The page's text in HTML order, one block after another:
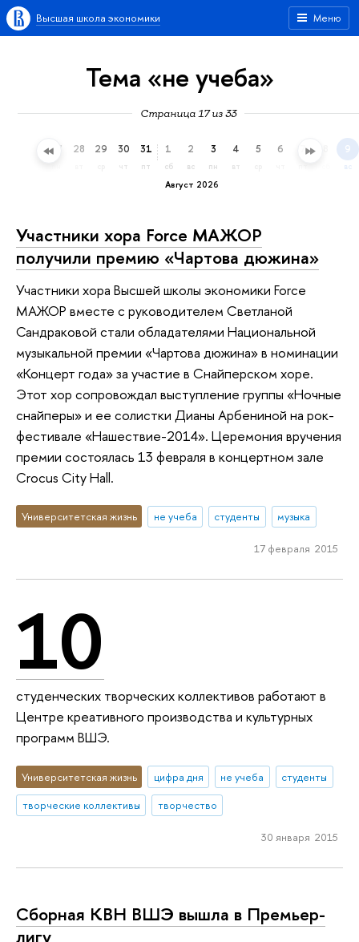
Меню
Высшая школа экономики
Тема «не учеба»
Страница 17 из 33
27 28 29 30
чт
31
пт
Август 2026
1
сб
2
вс
3
пн
4
вт
5 6 7 9
вс
Участники хора Force МАЖОР
получили премию «Чартова дюжина»
Участники хора Высшей школы экономики Force
МАЖОР вместе с руководителем Светланой
Сандраковой стали обладателями Национальной
музыкальной премии «Чартова дюжина» в номинации
«Концерт года» за участие в Снайперском хоре.
Этот хор сопровождал выступление группы «Ночные
снайперы» и ее солистки Дианы Арбениной на рок-
фестивале «Нашествие-2014». Церемония вручения
премии состоялась 13 февраля в концертном зале
Crocus City Hall.
Университетская жизнь не учеба студенты музыка
17 февраля 2015
10
студенческих творческих коллективов работают в
Центре креативного производства и культурных
программ ВШЭ.
Университетская жизнь цифра дня не учеба
студенты
творческие коллективы
творчество
30 января 2015
Сборная КВН ВШЭ вышла в Премьер-
лигу